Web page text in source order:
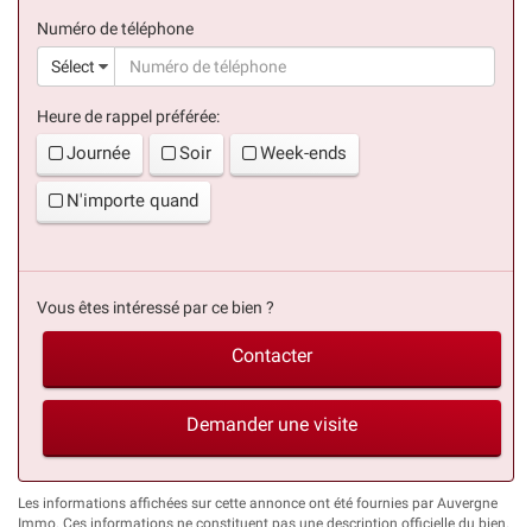
Numéro de téléphone
Sélect
Heure de rappel préférée:
Journée Soir Week-ends
N'importe quand
Vous êtes intéressé par ce bien ?
Contacter
Demander une visite
Les informations affichées sur cette annonce ont été fournies par Auvergne
Immo. Ces informations ne constituent pas une description officielle du bien.